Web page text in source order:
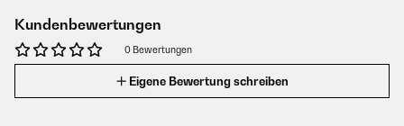
Kundenbewertungen
0 Bewertungen
Eigene Bewertung schreiben